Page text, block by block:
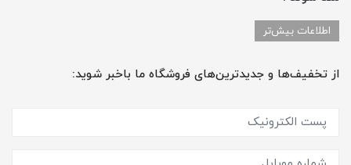
اطلاعات بیش‌تر
از تخفیف‌ها و جدیدترین‌های فروشگاه ما باخبر شوید: